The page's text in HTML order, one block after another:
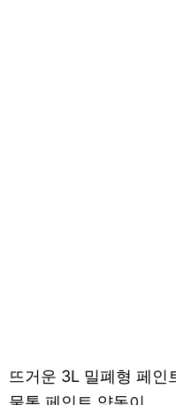
뜨거운 3L 밀폐형 페인